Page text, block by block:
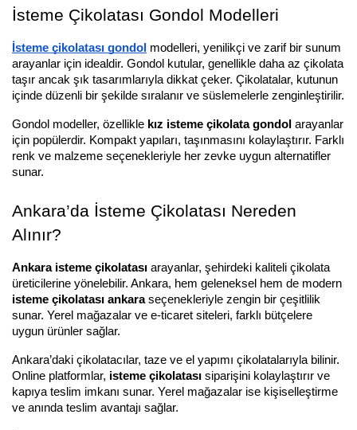
İsteme Çikolatası Gondol Modelleri
İsteme çikolatası gondol modelleri, yenilikçi ve zarif bir sunum
arayanlar için idealdir. Gondol kutular, genellikle daha az çikolata
taşır ancak şık tasarımlarıyla dikkat çeker. Çikolatalar, kutunun
içinde düzenli bir şekilde sıralanır ve süslemelerle zenginleştirilir.
Gondol modeller, özellikle kız isteme çikolata gondol arayanlar
için popülerdir. Kompakt yapıları, taşınmasını kolaylaştırır. Farklı
renk ve malzeme seçenekleriyle her zevke uygun alternatifler
sunar.
Ankara’da İsteme Çikolatası Nereden
Alınır?
Ankara isteme çikolatası arayanlar, şehirdeki kaliteli çikolata
isteme çikolatası ankara seçenekleriyle zengin bir çeşitlilik
sunar. Yerel mağazalar ve e-ticaret siteleri, farklı bütçelere
uygun ürünler sağlar.
Ankara’daki çikolatacılar, taze ve el yapımı çikolatalarıyla bilinir.
Online platformlar, isteme çikolatası siparişini kolaylaştırır ve
kapıya teslim imkanı sunar. Yerel mağazalar ise kişiselleştirme
ve anında teslim avantajı sağlar.